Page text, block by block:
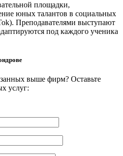
площадки,
юных талантов в социальных
Преподавателями выступают
под каждого ученика
выше фирм? Оставьте
услуг: